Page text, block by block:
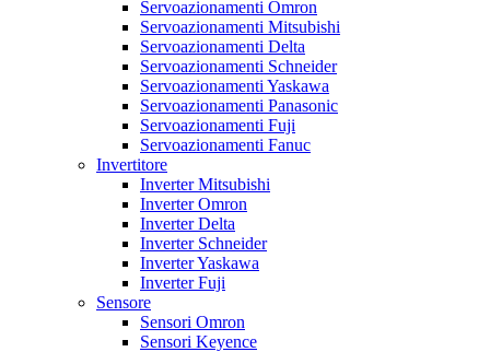
Servoazionamenti Omron
Servoazionamenti Mitsubishi
Servoazionamenti Delta
Servoazionamenti Schneider
Servoazionamenti Yaskawa
Servoazionamenti Panasonic
Servoazionamenti Fuji
Servoazionamenti Fanuc
Invertitore
Inverter Mitsubishi
Inverter Omron
Inverter Delta
Inverter Schneider
Inverter Yaskawa
Inverter Fuji
Sensore
Sensori Omron
Sensori Keyence